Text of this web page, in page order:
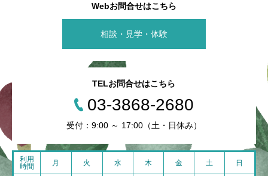
Webお問合せはこちら
相談・見学・体験
TELお問合せはこちら
03-3868-2680
受付：9:00 ～ 17:00（土・日休み）
利用
時間
月 火 水 木 金 土 日